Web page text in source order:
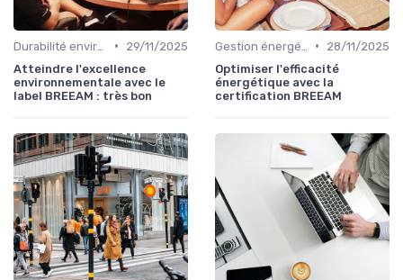
•
29/11/2025
Atteindre l'excellence
environnementale avec le
label BREEAM : très bon
•
28/11/2025
Optimiser l'efficacité
énergétique avec la
certification BREEAM